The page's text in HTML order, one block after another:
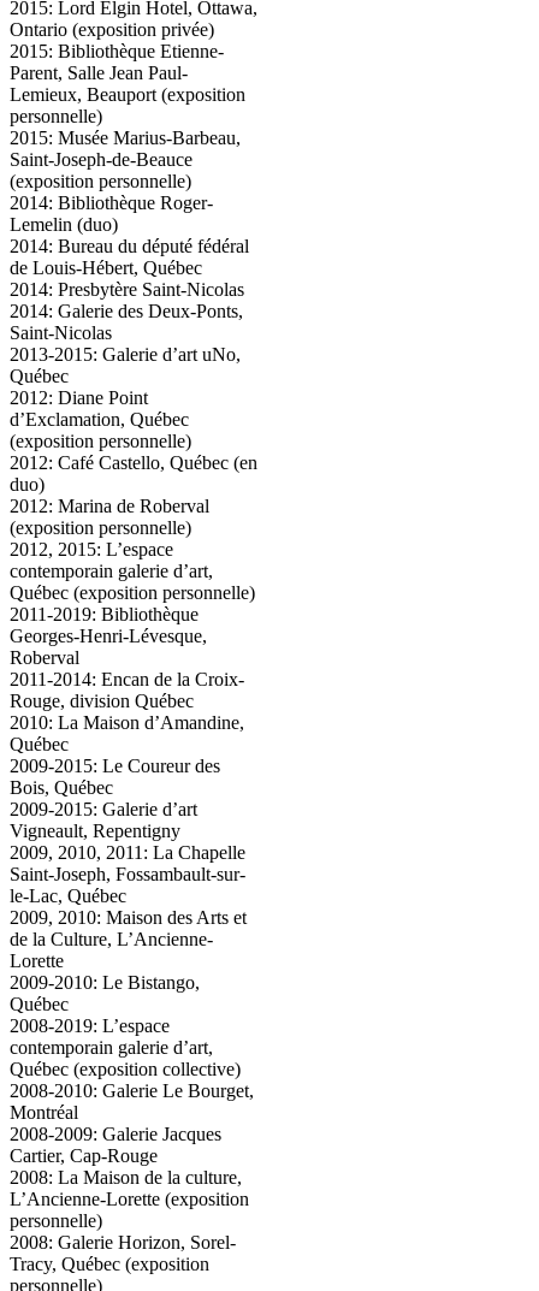
2015: Lord Elgin Hotel, Ottawa,
Ontario (exposition privée)
2015: Bibliothèque Etienne-
Parent, Salle Jean Paul-
Lemieux, Beauport (exposition
personnelle)
2015: Musée Marius-Barbeau,
Saint-Joseph-de-Beauce
(exposition personnelle)
2014: Bibliothèque Roger-
Lemelin (duo)
2014: Bureau du député fédéral
de Louis-Hébert, Québec
2014: Presbytère Saint-Nicolas
2014: Galerie des Deux-Ponts,
Saint-Nicolas
2013-2015: Galerie d’art uNo,
Québec
2012: Diane Point
d’Exclamation, Québec
(exposition personnelle)
2012: Café Castello, Québec (en
duo)
2012: Marina de Roberval
(exposition personnelle)
2012, 2015: L’espace
contemporain galerie d’art,
Québec (exposition personnelle)
2011-2019: Bibliothèque
Georges-Henri-Lévesque,
Roberval
2011-2014: Encan de la Croix-
Rouge, division Québec
2010: La Maison d’Amandine,
Québec
2009-2015: Le Coureur des
Bois, Québec
2009-2015: Galerie d’art
Vigneault, Repentigny
2009, 2010, 2011: La Chapelle
Saint-Joseph, Fossambault-sur-
le-Lac, Québec
2009, 2010: Maison des Arts et
de la Culture, L’Ancienne-
Lorette
2009-2010: Le Bistango,
Québec
2008-2019: L’espace
contemporain galerie d’art,
Québec (exposition collective)
2008-2010: Galerie Le Bourget,
Montréal
2008-2009: Galerie Jacques
Cartier, Cap-Rouge
2008: La Maison de la culture,
L’Ancienne-Lorette (exposition
personnelle)
2008: Galerie Horizon, Sorel-
Tracy, Québec (exposition
personnelle)